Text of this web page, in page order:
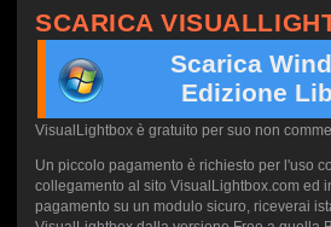
SCARICA
Scarica
Edizione
VisualLightbox è gratuito per suo non
Un piccolo pagamento è richiesto per l'uso
collegamento al sito VisualLightbox.com ed
pagamento su un modulo sicuro, riceverai